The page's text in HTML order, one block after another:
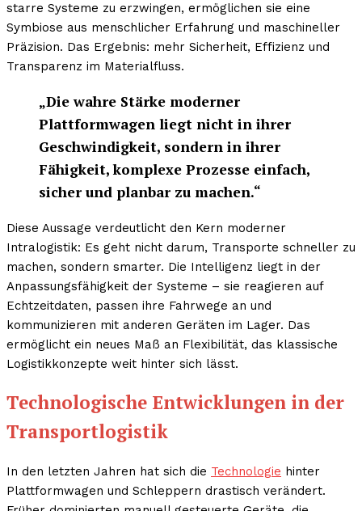
starre Systeme zu erzwingen, ermöglichen sie eine
Symbiose aus menschlicher Erfahrung und maschineller
Präzision. Das Ergebnis: mehr Sicherheit, Effizienz und
Transparenz im Materialfluss.
„Die wahre Stärke moderner
Plattformwagen liegt nicht in ihrer
Geschwindigkeit, sondern in ihrer
Fähigkeit, komplexe Prozesse einfach,
sicher und planbar zu machen.“
Diese Aussage verdeutlicht den Kern moderner
Intralogistik: Es geht nicht darum, Transporte schneller zu
machen, sondern smarter. Die Intelligenz liegt in der
Anpassungsfähigkeit der Systeme – sie reagieren auf
Echtzeitdaten, passen ihre Fahrwege an und
kommunizieren mit anderen Geräten im Lager. Das
ermöglicht ein neues Maß an Flexibilität, das klassische
Logistikkonzepte weit hinter sich lässt.
Technologische Entwicklungen in der
Transportlogistik
In den letzten Jahren hat sich die Technologie hinter
Plattformwagen und Schleppern drastisch verändert.